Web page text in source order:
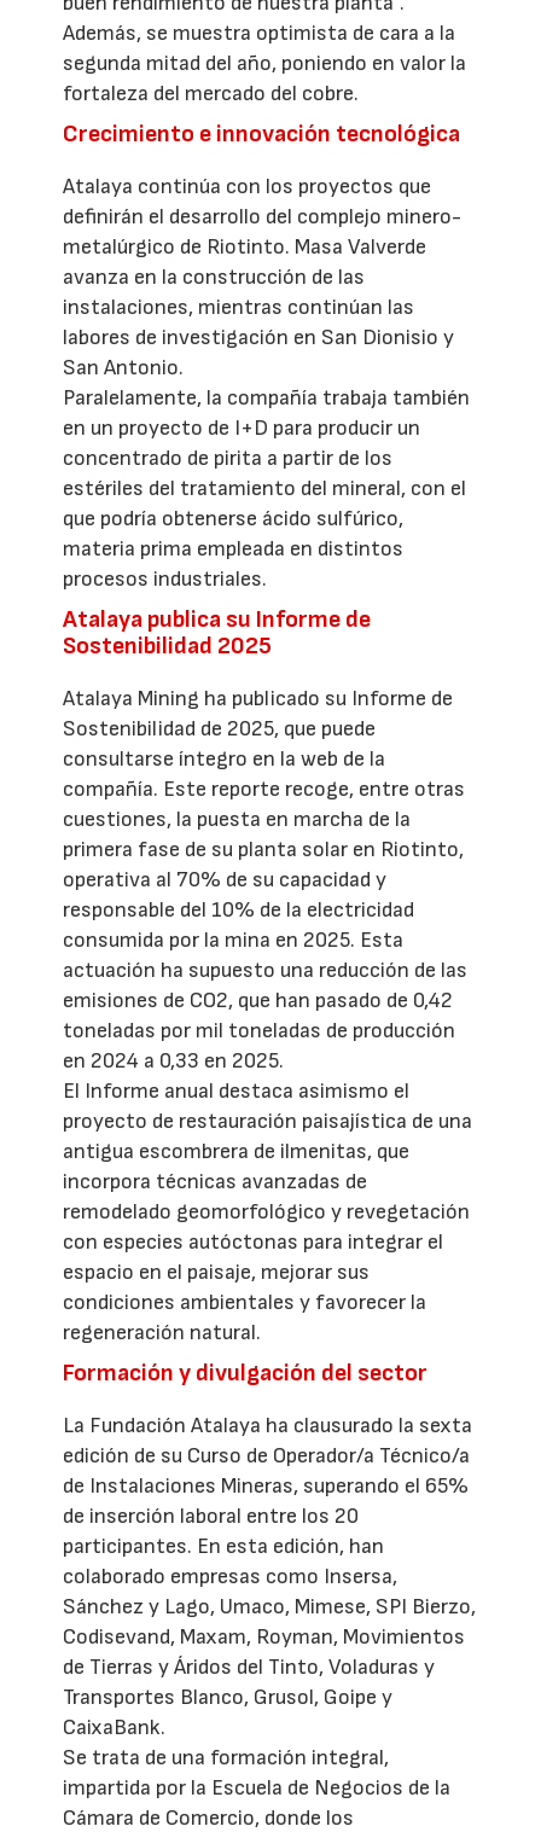
Además, se muestra optimista de cara a la
segunda mitad del año, poniendo en valor la
fortaleza del mercado del cobre.
Crecimiento e innovación tecnológica
Atalaya continúa con los proyectos que
definirán el desarrollo del complejo minero-
metalúrgico de Riotinto. Masa Valverde
avanza en la construcción de las
instalaciones, mientras continúan las
labores de investigación en San Dionisio y
San Antonio.
Paralelamente, la compañía trabaja también
en un proyecto de I+D para producir un
concentrado de pirita a partir de los
estériles del tratamiento del mineral, con el
que podría obtenerse ácido sulfúrico,
materia prima empleada en distintos
procesos industriales.
Atalaya publica su Informe de
Sostenibilidad 2025
Atalaya Mining ha publicado su Informe de
Sostenibilidad de 2025, que puede
consultarse íntegro en la web de la
compañía. Este reporte recoge, entre otras
cuestiones, la puesta en marcha de la
primera fase de su planta solar en Riotinto,
operativa al 70% de su capacidad y
responsable del 10% de la electricidad
consumida por la mina en 2025. Esta
actuación ha supuesto una reducción de las
emisiones de CO2, que han pasado de 0,42
toneladas por mil toneladas de producción
en 2024 a 0,33 en 2025.
El Informe anual destaca asimismo el
proyecto de restauración paisajística de una
antigua escombrera de ilmenitas, que
incorpora técnicas avanzadas de
remodelado geomorfológico y revegetación
con especies autóctonas para integrar el
espacio en el paisaje, mejorar sus
condiciones ambientales y favorecer la
regeneración natural.
Formación y divulgación del sector
La Fundación Atalaya ha clausurado la sexta
edición de su Curso de Operador/a Técnico/a
de Instalaciones Mineras, superando el 65%
de inserción laboral entre los 20
participantes. En esta edición, han
colaborado empresas como Insersa,
Sánchez y Lago, Umaco, Mimese, SPI Bierzo,
Codisevand, Maxam, Royman, Movimientos
de Tierras y Áridos del Tinto, Voladuras y
Transportes Blanco, Grusol, Goipe y
CaixaBank.
Se trata de una formación integral,
impartida por la Escuela de Negocios de la
Cámara de Comercio, donde los